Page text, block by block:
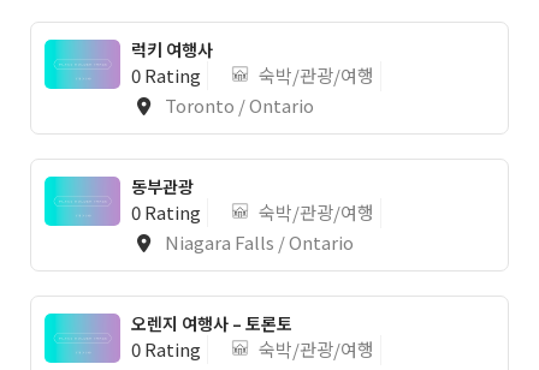
럭키 여행사
0 Rating
숙박/관광/여행
Toronto / Ontario
동부관광
0 Rating
숙박/관광/여행
Niagara Falls / Ontario
오렌지 여행사 – 토론토
0 Rating
숙박/관광/여행